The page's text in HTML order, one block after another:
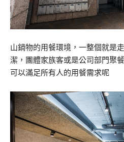
山鍋物的用餐環境，一整個就是
潔，團體家族客或是公司部門聚
可以滿足所有人的用餐需求呢